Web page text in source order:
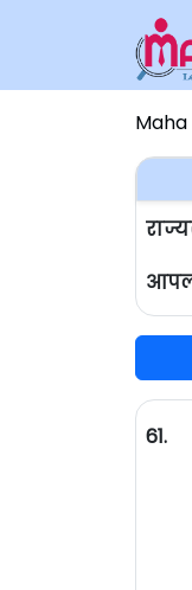
61.